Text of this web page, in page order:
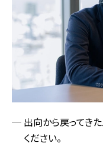
出向から戻ってき
ください。